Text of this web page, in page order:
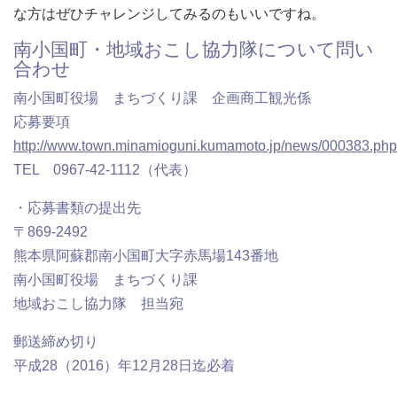
な方はぜひチャレンジしてみるのもいいですね。
南小国町・地域おこし協力隊について問い
合わせ
南小国町役場 まちづくり課 企画商工観光係
応募要項
http://www.town.minamioguni.kumamoto.jp/news/000383.php
TEL 0967-42-1112（代表）
・応募書類の提出先
〒869-2492
熊本県阿蘇郡南小国町大字赤馬場143番地
南小国町役場 まちづくり課
地域おこし協力隊 担当宛
郵送締め切り
平成28（2016）年12月28日迄必着